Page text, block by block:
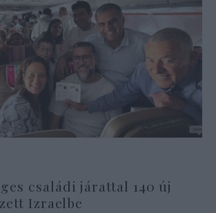
családi járattal 140 új
Izraelbe